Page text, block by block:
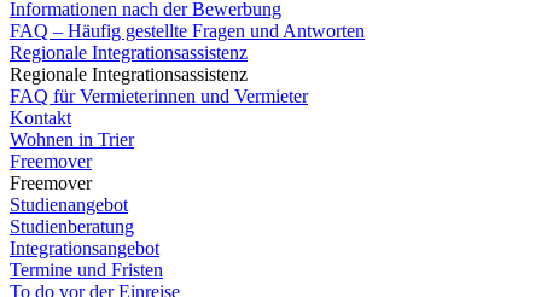
Informationen nach der Bewerbung
FAQ – Häufig gestellte Fragen und Antworten
Regionale Integrationsassistenz
Regionale Integrationsassistenz
FAQ für Vermieterinnen und Vermieter
Kontakt
Wohnen in Trier
Freemover
Freemover
Studienangebot
Studienberatung
Integrationsangebot
Termine und Fristen
To do vor der Einreise